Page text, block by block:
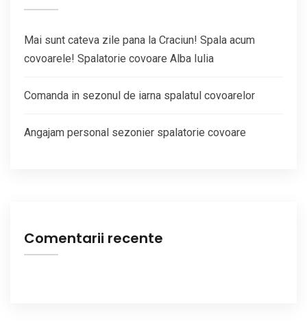
Mai sunt cateva zile pana la Craciun! Spala acum
covoarele! Spalatorie covoare Alba Iulia
Comanda in sezonul de iarna spalatul covoarelor
Angajam personal sezonier spalatorie covoare
Comentarii recente